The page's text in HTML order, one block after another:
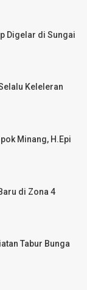
Digelar di Sungai
Keleleran
Minang, H.Epi
di Zona 4
Tabur Bunga